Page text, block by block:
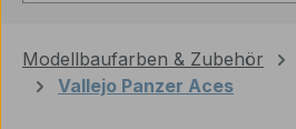
Modellbaufarben & Zubehör
Vallejo Panzer Aces